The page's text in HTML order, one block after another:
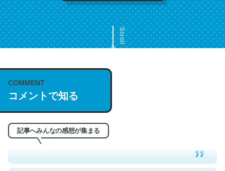
Scroll
COMMENT
コメントで知る
記事へみんなの感想が集まる
これは名文。彼はとてもクレバーなんだろうなと凄く思
う。英語少しでも読める人は原文もお勧め。自分はこの流
─今のこの状況が信じられるかい？ by ラーズ・ヌートバー